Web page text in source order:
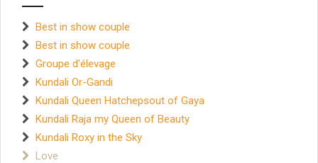
Best in show couple
Best in show couple
Groupe d'élevage
Kundali Or-Gandi
Kundali Queen Hatchepsout of Gaya
Kundali Raja my Queen of Beauty
Kundali Roxy in the Sky
Love